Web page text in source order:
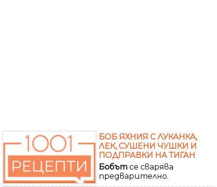
БОБ ЯХНИЯ С ЛУКАНКА,
ЛЕК, СУШЕНИ ЧУШКИ И
ПОДПРАВКИ НА ТИГАН
Бобът се сварява
предварително.